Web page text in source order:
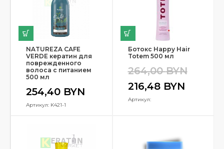
NATUREZA CAFE
VERDE кератин для
поврежденного
волоса с питанием
500 мл
254,40 BYN
Артикул: K421-1
Ботокс Happy Hair
Totem 500 мл
264,00BYN
216,48 BYN
Артикул: